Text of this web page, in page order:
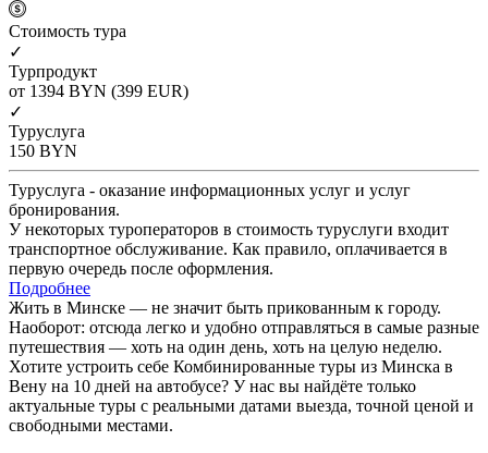
Cтоимость тура
✓
Турпродукт
от 1394 BYN (399 EUR)
✓
Туруслуга
150 BYN
Туруслуга - оказание информационных услуг и услуг
бронирования.
У некоторых туроператоров в стоимость туруслуги входит
транспортное обслуживание. Как правило, оплачивается в
первую очередь после оформления.
Подробнее
Жить в Минске — не значит быть прикованным к городу.
Наоборот: отсюда легко и удобно отправляться в самые разные
путешествия — хоть на один день, хоть на целую неделю.
Хотите устроить себе Комбинированные туры из Минска в
Вену на 10 дней на автобусе? У нас вы найдёте только
актуальные туры с реальными датами выезда, точной ценой и
свободными местами.